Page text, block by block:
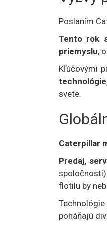
Poslaním
Tento rok
priemyslu,
Kľúčovými
svete.
Caterpillar
Predaj,
spoločnosti)
flotilu by
poháňajú